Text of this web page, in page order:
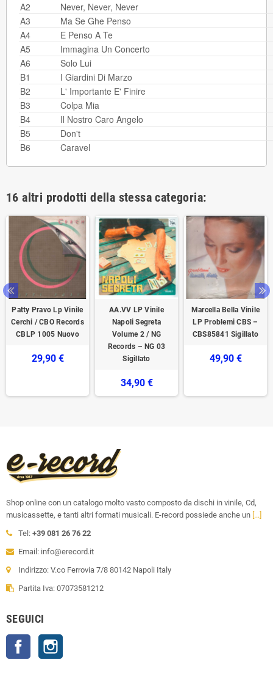
A2
Never, Never, Never
A3
Ma Se Ghe Penso
A4
E Penso A Te
A5
Immagina Un Concerto
A6
Solo Lui
B1
I Giardini Di Marzo
B2
L' Importante E' Finire
B3
Colpa Mia
B4
Il Nostro Caro Angelo
B5
Don't
B6
Caravel
16 altri prodotti della stessa categoria:
Patty Pravo Lp Vinile
Cerchi / CBO Records
CBLP 1005 Nuovo
29,90 €
AA.VV LP Vinile
Napoli Segreta
Volume 2 / NG
Records – NG 03
Sigillato
34,90 €
Marcella Bella Vinile
LP Problemi CBS –
CBS85841 Sigillato
49,90 €
Shop online con un catalogo molto vasto composto da dischi in vinile, Cd,
musicassette, e tanti altri formati musicali. E-record possiede anche un [...]
Tel: +39 081 26 76 22
Email: info@erecord.it
Indirizzo: V.co Ferrovia 7/8 80142 Napoli Italy
Partita Iva: 07073581212
SEGUICI
Facebook